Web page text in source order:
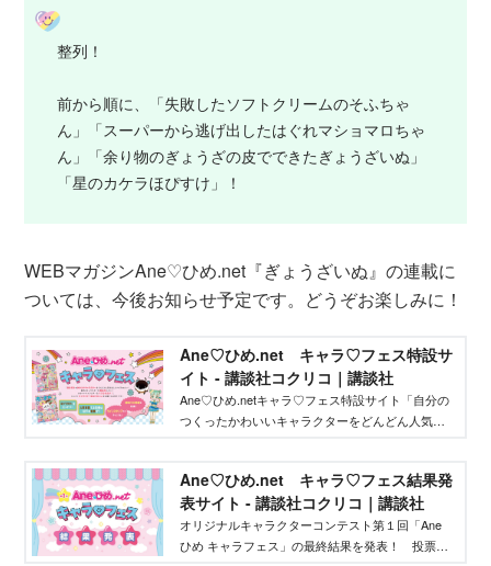
整列！
前から順に、「失敗したソフトクリームのそふちゃ
ん」「スーパーから逃げ出したはぐれマショマロちゃ
ん」「余り物のぎょうざの皮でできたぎょうざいぬ」
「星のカケラほぴすけ」！
WEBマガジンAne♡ひめ.net『ぎょうざいぬ』の連載に
ついては、今後お知らせ予定です。どうぞお楽しみに！
Ane♡ひめ.net キャラ♡フェス特設サ
イト - 講談社コクリコ｜講談社
Ane♡ひめ.netキャラ♡フェス特設サイト「自分の
つくったかわいいキャラクターをどんどん人気者
作りたいクリエイターを応援するイベントです！
Ane♡ひめ.net キャラ♡フェス結果発
表サイト - 講談社コクリコ｜講談社
オリジナルキャラクターコンテスト第１回「Ane
ひめ キャラフェス」の最終結果を発表！ 投票結